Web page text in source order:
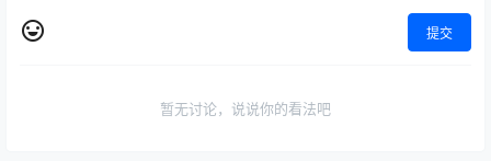
提交
暂无讨论，说说你的看法吧